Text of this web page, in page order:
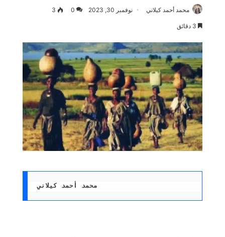
محمد أحمد كيلاني نوفمبر 30, 2023 0
3
محمد أحمد كيلاني